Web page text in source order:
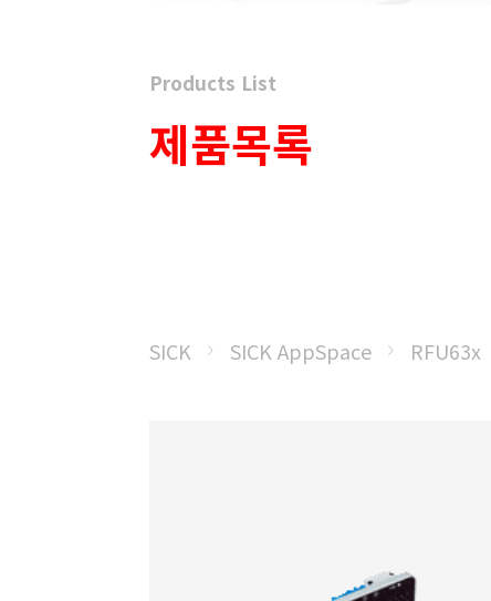
Products List
제품목록
SICK SICK AppSpace RFU63x